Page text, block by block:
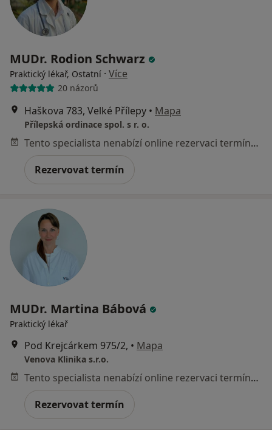
MUDr. Rodion Schwarz
Praktický lékař, Ostatní · Více
20 názorů
Haškova 783, Velké Přílepy • Mapa
Přílepská ordinace spol. s r. o.
Tento specialista nenabízí online rezervaci termínu na této adrese.
Rezervovat termín
MUDr. Martina Bábová
Praktický lékař
Pod Krejcárkem 975/2, • Mapa
Venova Klinika s.r.o.
Tento specialista nenabízí online rezervaci termínu na této adrese.
Rezervovat termín